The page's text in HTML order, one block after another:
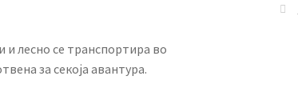
и лесно се транспортира во
за секоја авантура.